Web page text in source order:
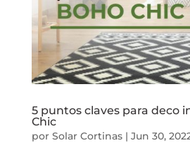
5 puntos claves para deco
Chic
por Solar Cortinas| Jun 30,